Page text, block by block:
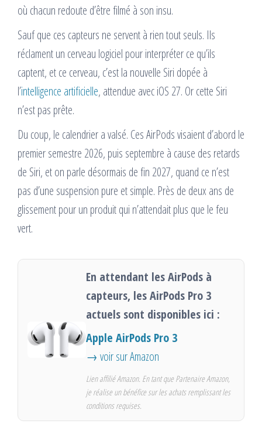
où chacun redoute d’être filmé à son insu.
Sauf que ces capteurs ne servent à rien tout seuls. Ils
réclament un cerveau logiciel pour interpréter ce qu’ils
captent, et ce cerveau, c’est la nouvelle Siri dopée à
l’intelligence artificielle, attendue avec iOS 27. Or cette Siri
n’est pas prête.
Du coup, le calendrier a valsé. Ces AirPods visaient d’abord le
premier semestre 2026, puis septembre à cause des retards
de Siri, et on parle désormais de fin 2027, quand ce n’est
pas d’une suspension pure et simple. Près de deux ans de
glissement pour un produit qui n’attendait plus que le feu
vert.
En attendant les AirPods à
capteurs, les AirPods Pro 3
actuels sont disponibles ici :
Apple AirPods Pro 3
→ voir sur Amazon
Lien affilié Amazon. En tant que Partenaire Amazon,
je réalise un bénéfice sur les achats remplissant les
conditions requises.